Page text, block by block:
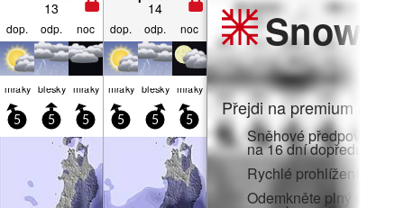
13 14
dop. odp. noc dop. odp. noc
mraky blesky mraky mraky blesky mraky
5 5 5 5 5 5
Snow
Přejdi na premium a
Sněhové předpovědi
na 16 dní dopředu
Rychlé prohlížení bez
Odemkněte plný